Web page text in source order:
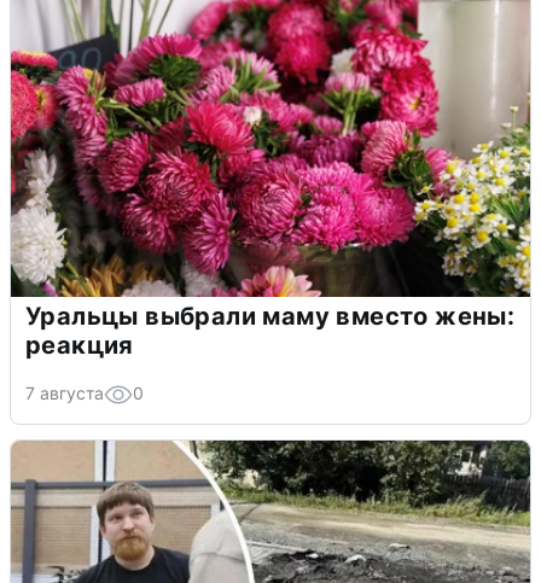
Уральцы выбрали маму вместо жены:
реакция
7 августа 0